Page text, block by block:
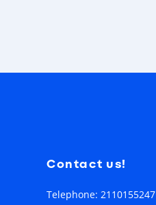
Contact us!
Telephone: 2110155247